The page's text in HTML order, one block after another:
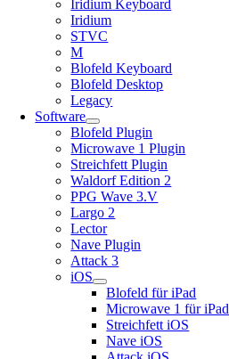
Iridium Keyboard
Iridium
STVC
M
Blofeld Keyboard
Blofeld Desktop
Legacy
Software
Blofeld Plugin
Microwave 1 Plugin
Streichfett Plugin
Waldorf Edition 2
PPG Wave 3.V
Largo 2
Lector
Nave Plugin
Attack 3
iOS
Blofeld für iPad
Microwave 1 für iPad
Streichfett iOS
Nave iOS